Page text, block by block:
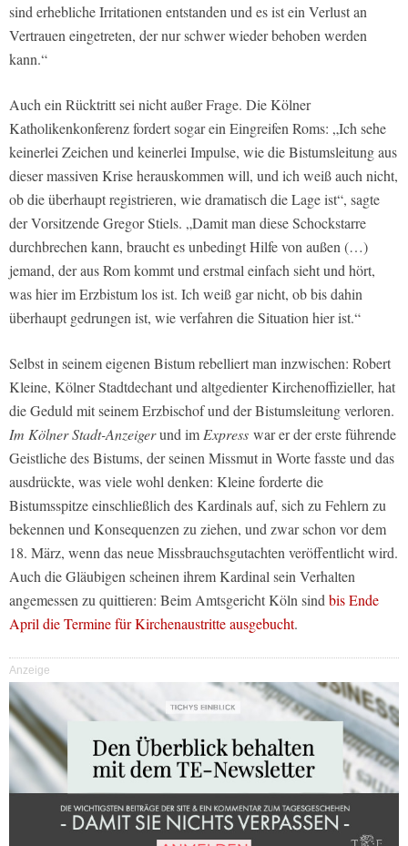
sind erhebliche Irritationen entstanden und es ist ein Verlust an
Vertrauen eingetreten, der nur schwer wieder behoben werden
kann.“
Auch ein Rücktritt sei nicht außer Frage. Die Kölner
Katholikenkonferenz fordert sogar ein Eingreifen Roms: „Ich sehe
keinerlei Zeichen und keinerlei Impulse, wie die Bistumsleitung aus
dieser massiven Krise herauskommen will, und ich weiß auch nicht,
ob die überhaupt registrieren, wie dramatisch die Lage ist“, sagte
der Vorsitzende Gregor Stiels. „Damit man diese Schockstarre
durchbrechen kann, braucht es unbedingt Hilfe von außen (…)
jemand, der aus Rom kommt und erstmal einfach sieht und hört,
was hier im Erzbistum los ist. Ich weiß gar nicht, ob bis dahin
überhaupt gedrungen ist, wie verfahren die Situation hier ist.“
Selbst in seinem eigenen Bistum rebelliert man inzwischen: Robert
Kleine, Kölner Stadtdechant und altgedienter Kirchenoffizieller, hat
die Geduld mit seinem Erzbischof und der Bistumsleitung verloren.
Im Kölner Stadt-Anzeigerund im Express war er der erste führende
Geistliche des Bistums, der seinen Missmut in Worte fasste und das
ausdrückte, was viele wohl denken: Kleine forderte die
Bistumsspitze einschließlich des Kardinals auf, sich zu Fehlern zu
bekennen und Konsequenzen zu ziehen, und zwar schon vor dem
18. März, wenn das neue Missbrauchsgutachten veröffentlicht wird.
Auch die Gläubigen scheinen ihrem Kardinal sein Verhalten
angemessen zu quittieren: Beim Amtsgericht Köln sind bis Ende
April die Termine für Kirchenaustritte ausgebucht.
Anzeige